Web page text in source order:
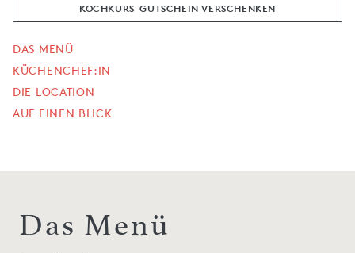
KOCHKURS-GUTSCHEIN VERSCHENKEN
DAS MENÜ
KÜCHENCHEF:IN
DIE LOCATION
AUF EINEN BLICK
Das Menü